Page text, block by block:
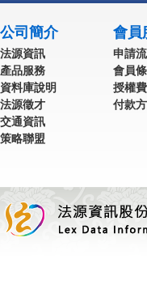
公司簡介
法源資訊
產品服務
資料庫說明
法源徵才
交通資訊
策略聯盟
會員
申請
會員
授權
付款